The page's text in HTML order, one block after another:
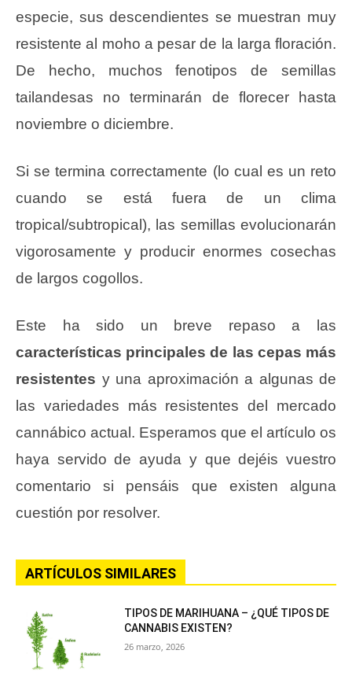
especie, sus descendientes se muestran muy
resistente al moho a pesar de la larga floración.
De hecho, muchos fenotipos de semillas
tailandesas no terminarán de florecer hasta
noviembre o diciembre.
Si se termina correctamente (lo cual es un reto
cuando se está fuera de un clima
tropical/subtropical), las semillas evolucionarán
vigorosamente y producir enormes cosechas
de largos cogollos.
Este ha sido un breve repaso a las
características principales de las cepas más
resistentes y una aproximación a algunas de
las variedades más resistentes del mercado
cannábico actual. Esperamos que el artículo os
haya servido de ayuda y que dejéis vuestro
comentario si pensáis que existen alguna
cuestión por resolver.
ARTÍCULOS SIMILARES
TIPOS DE MARIHUANA – ¿QUÉ TIPOS DE
CANNABIS EXISTEN?
26 marzo, 2026